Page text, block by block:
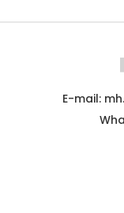
E-mail: